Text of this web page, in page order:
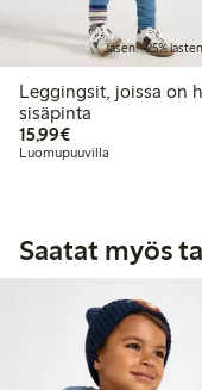
Jäsen: -25%
Leggingsit, joissa on
sisäpinta
15,99€15,99 €
Luomupuuvilla
Saatat myös